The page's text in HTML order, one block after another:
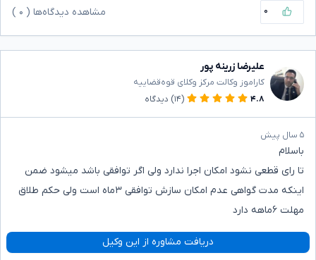
۰ مشاهده دیدگاه‌ها ( ۰
علیرضا زرینه پور
کاراموز وکالت مرکز وکلای قوه‌قضاییه
۴.۸
(۱۴) دیدگاه
۵ سال پیش
باسلام
تا رای قطعی نشود امکان اجرا ندارد ولی اگر توافقی باشد میشود ضمن
اینکه مدت گواهی عدم امکان سازش توافقی ۳ماه است ولی حکم طلاق
مهلت ۶ماهه دارد
دریافت مشاوره از این وکیل